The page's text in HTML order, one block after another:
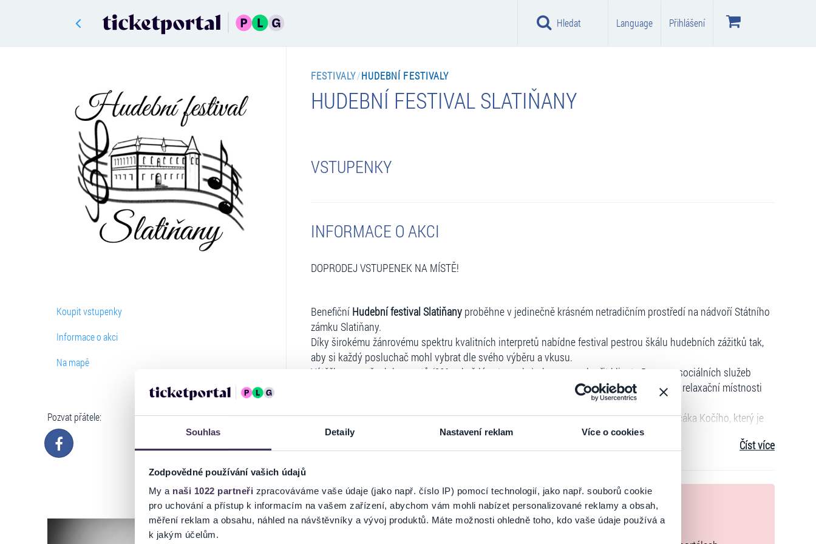
Souhlas Detaily Nastavení reklam Více o cookies
Zodpovědné používání vašich údajů
My a naši 1022 partneři zpracováváme vaše údaje (jako např. číslo IP) pomocí technologií, jako např. souborů cookie
pro uchování a přístup k informacím na vašem zařízení, abychom vám mohli nabízet personalizované reklamy a obsah,
měření reklam a obsahu, náhled na návštěvníky a vývoj produktů. Máte možnosti ohledně toho, kdo vaše údaje používá a
k jakým účelům.
Hledat Language Přihlášení
Koupit vstupenky
Informace o akci
Na mapě
Pozvat přátele:
FESTIVALY/HUDEBNÍ FESTIVALY
HUDEBNÍ FESTIVAL SLATIŇANY
VSTUPENKY
INFORMACE O AKCI
DOPRODEJ VSTUPENEK NA MÍSTĚ!
Benefiční Hudební festival Slatiňanyproběhne v jedinečně krásném netradičním prostředí na nádvoří Státního
zámku Slatiňany.
Díky širokému žánrovému spektru kvalitních interpretů nabídne festival pestrou škálu hudebních zážitků tak,
aby si každý posluchač mohl vybrat dle svého výběru a vkusu.
Výtěžkem ze všech koncertů (30% z každé vstupenky) chceme podpořit klienty Domova sociálních služeb
Slatiňany. Z vybraných prostředků pořídí DSS Slatiňany nové pomůcky do terapeutické a relaxační místnosti
Během koncertů proběhne prodejní výstava fotografií oceňovaného fotografa Jana Kočičáka Kočího, který je
ceněn v tuzemsku i v zahraničí. Zabývá se sociálními tématy, dokumenty, reportážemi a street fotem.
Posluchači si budou moci před koncertem, v pauze i po koncertě zakoupit občerstvení, nebo upomínkové
kraje Ing. Roman Línek.
Město Slatiňany, Pardubický kraj, Alukov a.s., Transys s.r.o., Trainlog s.r.o., ODP- Software, spol s r.o., Lékárny -
Číst více
Ticketportal je zárukou pravosti vstupenek
Na stránkách společnosti Ticketportal si vždy zakoupíte originální vstupenky.